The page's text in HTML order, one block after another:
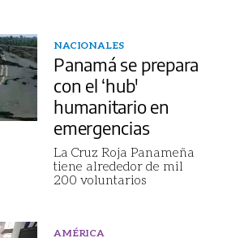
NACIONALES
Panamá se prepara
con el ‘hub'
humanitario en
emergencias
La Cruz Roja Panameña
tiene alrededor de mil
200 voluntarios
AMÉRICA